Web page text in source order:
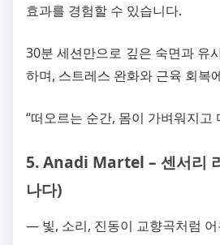
효과를 경험할 수 있습니다.
30분 세션만으로 깊은 숙면과 유
하며, 스트레스 완화와 근육 회복
“떠오르는 순간, 몸이 가벼워지고
5. Anadi Martel – 센서리
나다)
― 빛, 소리, 진동이 교향곡처럼